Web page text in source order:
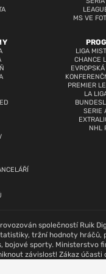
MS VE
LIGA
CHANCE
PREMIER
LA
SERIE
NHL
společností Ruik
tržní hodnoty hráčů,
bojové sporty. Ministerstvo
závislost! Zákaz účasti